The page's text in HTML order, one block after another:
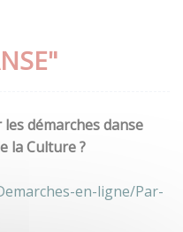
démarches danse
la Culture ?
en-ligne/Par-